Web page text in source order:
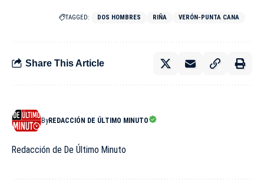
TAGGED: DOS HOMBRES RIÑA VERÓN-PUNTA CANA
Share This Article
ByREDACCIÓN DE ÚLTIMO MINUTO
Redacción de De Último Minuto